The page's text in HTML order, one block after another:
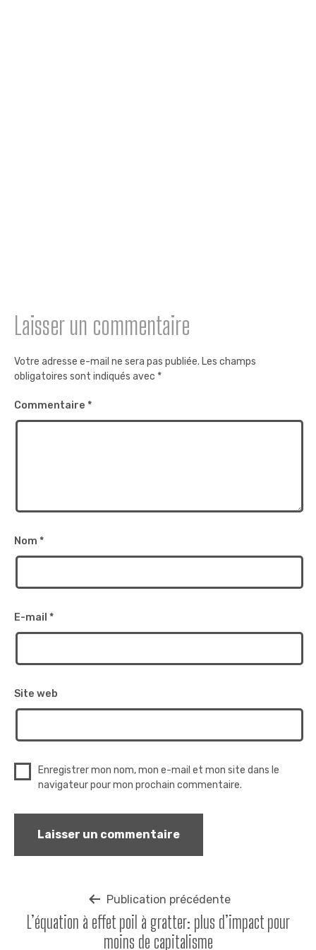
Laisser un commentaire
Votre adresse e-mail ne sera pas publiée. Les champs
obligatoires sont indiqués avec *
Commentaire *
Nom *
E-mail *
Site web
Enregistrer mon nom, mon e-mail et mon site dans le
navigateur pour mon prochain commentaire.
Navigation
de
Publication précédente
L’équation à effet poil à gratter: plus d’impact pour
moins de capitalisme